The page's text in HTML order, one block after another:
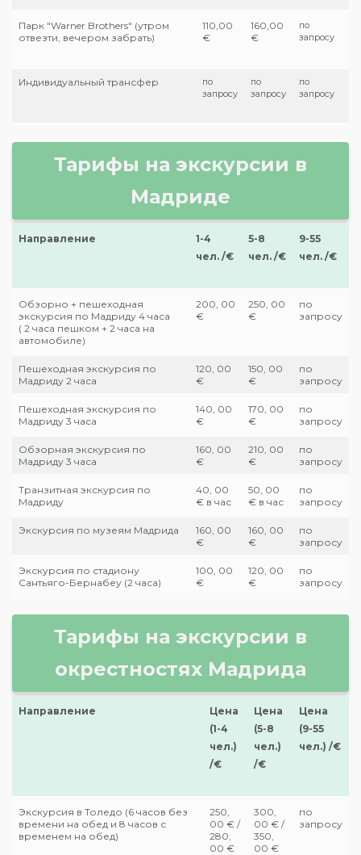
Парк "Warner Brothers" (утром
отвезти, вечером забрать)
110,00
€
160,00
€
по
запросу
Индивидуальный трансфер
по
запросу
по
запросу
по
запросу
Тарифы на экскурсии в
Мадриде
Направление
1-4
чел. /€
5-8
чел. /€
9-55
чел. /€
Обзорно + пешеходная
экскурсия по Мадриду 4 часа
( 2 часа пешком + 2 часа на
автомобиле)
200, 00
€
250, 00
€
по
запросу
Пешеходная экскурсия по
Мадриду 2 часа
120, 00
€
150, 00
€
по
запросу
Пешеходная экскурсия по
Мадриду 3 часа
140, 00
€
170, 00
€
по
запросу
Обзорная экскурсия по
Мадриду 3 часа
160, 00
€
210, 00
€
по
запросу
Транзитная экскурсия по
Мадриду
40, 00
€ в час
50, 00
€ в час
по
запросу
Экскурсия по музеям Мадрида
160, 00
€
160, 00
€
по
запросу
Экскурсия по стадиону
Сантьяго-Бернабеу (2 часа)
100, 00
€
120, 00
€
по
запросу
Тарифы на экскурсии в
окрестностях Мадрида
Направление
Цена
(1-4
чел.)
/€
Цена
(5-8
чел.)
/€
Цена
(9-55
чел.) /€
Экскурсия в Толедо (6 часов без
времени на обед и 8 часов с
временем на обед)
250,
00 € /
280,
00 €
300,
00 € /
350,
00 €
по
запросу